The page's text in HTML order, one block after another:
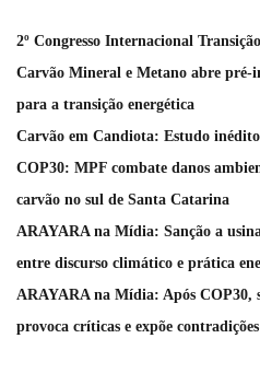
2º Congresso Internacional
Carvão Mineral e Metano abre pré-
para a transição energética
Carvão em Candiota: Estudo inédito
COP30: MPF combate danos
carvão no sul de Santa Catarina
ARAYARA na Mídia: Sanção a
entre discurso climático e prática
ARAYARA na Mídia: Após COP30,
provoca críticas e expõe